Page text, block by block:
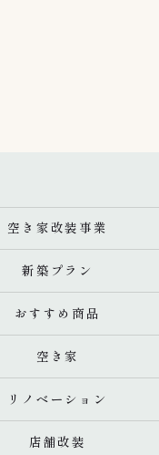
空き家改装事業
新築プラン
おすすめ商品
空き家
リノベーション
店舗改装